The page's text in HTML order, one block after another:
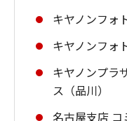
キヤノンフォ
キヤノンフォ
キヤノンプラ
ス（品川）
名古屋支店